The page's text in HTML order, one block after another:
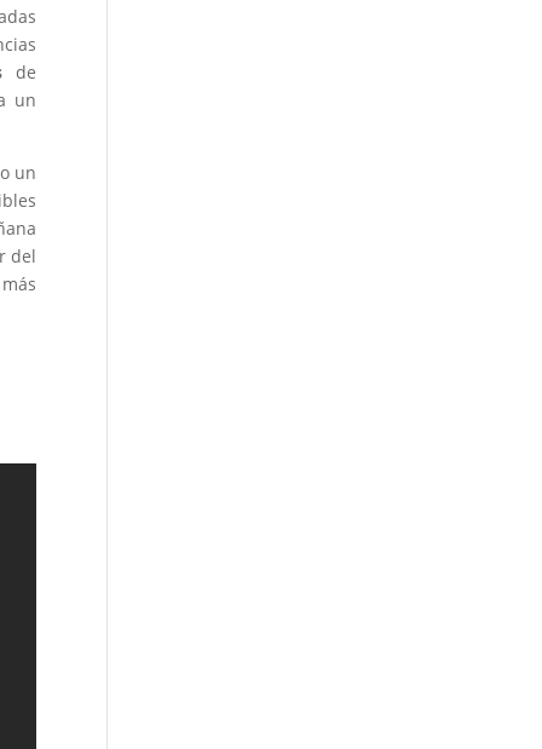
de
un
un
del